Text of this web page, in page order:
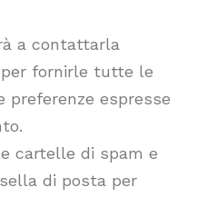
a contattarla
per fornirle tutte le
preferenze espresse
cartelle di spam e
di posta per